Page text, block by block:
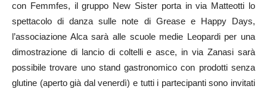
con Femmfes, il gruppo New Sister porta in via Matteotti lo
spettacolo di danza sulle note di Grease e Happy Days,
l’associazione Alca sarà alle scuole medie Leopardi per una
dimostrazione di lancio di coltelli e asce, in via Zanasi sarà
possibile trovare uno stand gastronomico con prodotti senza
glutine (aperto già dal venerdì) e tutti i partecipanti sono invitati